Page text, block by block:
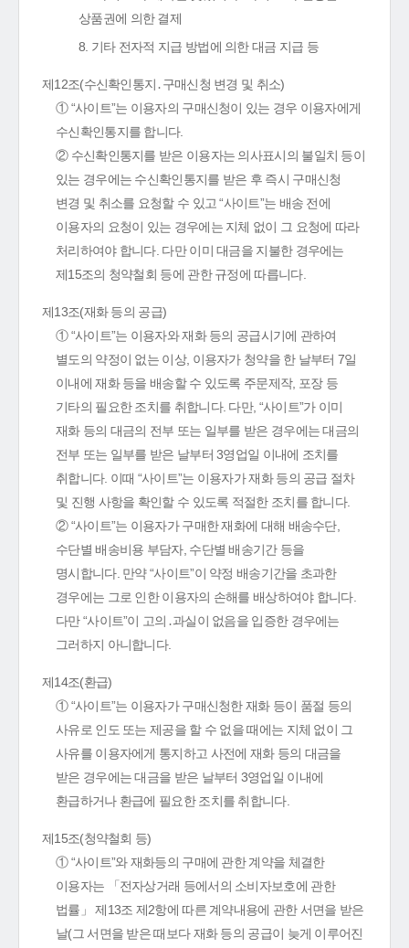
상품권에 의한 결제
8. 기타 전자적 지급 방법에 의한 대금 지급 등
제12조(수신확인통지․구매신청 변경 및 취소)
① “사이트”는 이용자의 구매신청이 있는 경우 이용자에게
수신확인통지를 합니다.
② 수신확인통지를 받은 이용자는 의사표시의 불일치 등이
있는 경우에는 수신확인통지를 받은 후 즉시 구매신청
변경 및 취소를 요청할 수 있고 “사이트”는 배송 전에
이용자의 요청이 있는 경우에는 지체 없이 그 요청에 따라
처리하여야 합니다. 다만 이미 대금을 지불한 경우에는
제15조의 청약철회 등에 관한 규정에 따릅니다.
제13조(재화 등의 공급)
① “사이트”는 이용자와 재화 등의 공급시기에 관하여
별도의 약정이 없는 이상, 이용자가 청약을 한 날부터 7일
이내에 재화 등을 배송할 수 있도록 주문제작, 포장 등
기타의 필요한 조치를 취합니다. 다만, “사이트”가 이미
재화 등의 대금의 전부 또는 일부를 받은 경우에는 대금의
전부 또는 일부를 받은 날부터 3영업일 이내에 조치를
취합니다. 이때 “사이트”는 이용자가 재화 등의 공급 절차
및 진행 사항을 확인할 수 있도록 적절한 조치를 합니다.
② “사이트”는 이용자가 구매한 재화에 대해 배송수단,
수단별 배송비용 부담자, 수단별 배송기간 등을
명시합니다. 만약 “사이트”이 약정 배송기간을 초과한
경우에는 그로 인한 이용자의 손해를 배상하여야 합니다.
다만 “사이트”이 고의․과실이 없음을 입증한 경우에는
그러하지 아니합니다.
제14조(환급)
① “사이트”는 이용자가 구매신청한 재화 등이 품절 등의
사유로 인도 또는 제공을 할 수 없을 때에는 지체 없이 그
사유를 이용자에게 통지하고 사전에 재화 등의 대금을
받은 경우에는 대금을 받은 날부터 3영업일 이내에
환급하거나 환급에 필요한 조치를 취합니다.
제15조(청약철회 등)
① “사이트”와 재화등의 구매에 관한 계약을 체결한
이용자는 「전자상거래 등에서의 소비자보호에 관한
법률」 제13조 제2항에 따른 계약내용에 관한 서면을 받은
날(그 서면을 받은 때보다 재화 등의 공급이 늦게 이루어진